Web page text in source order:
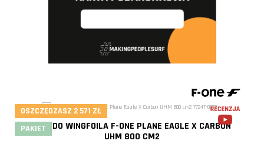
FOIL DO WINGFOILA F-ONE PLANE EAGLE X CARBON
UHM 800 CM2
OSZCZĘDZASZ 2 571 ZŁ
PAKIET